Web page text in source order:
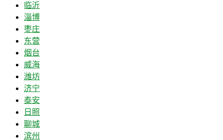
临沂
淄博
枣庄
东营
烟台
威海
潍坊
济宁
泰安
日照
聊城
滨州